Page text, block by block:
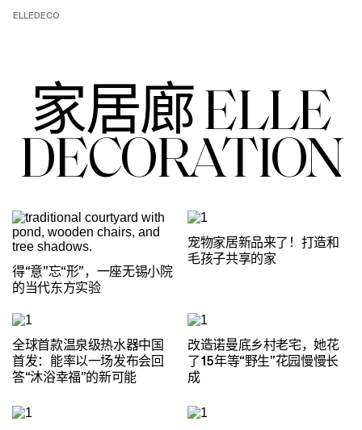
ELLEDECO
家居廊 ELLE
DECORATION
得“意”忘“形”，一座无锡小院
的当代东方实验
宠物家居新品来了！打造和
毛孩子共享的家
全球首款温泉级热水器中国
首发：能率以一场发布会回
答“沐浴幸福”的新可能
改造诺曼底乡村老宅，她花
了15年等“野生”花园慢慢长
成